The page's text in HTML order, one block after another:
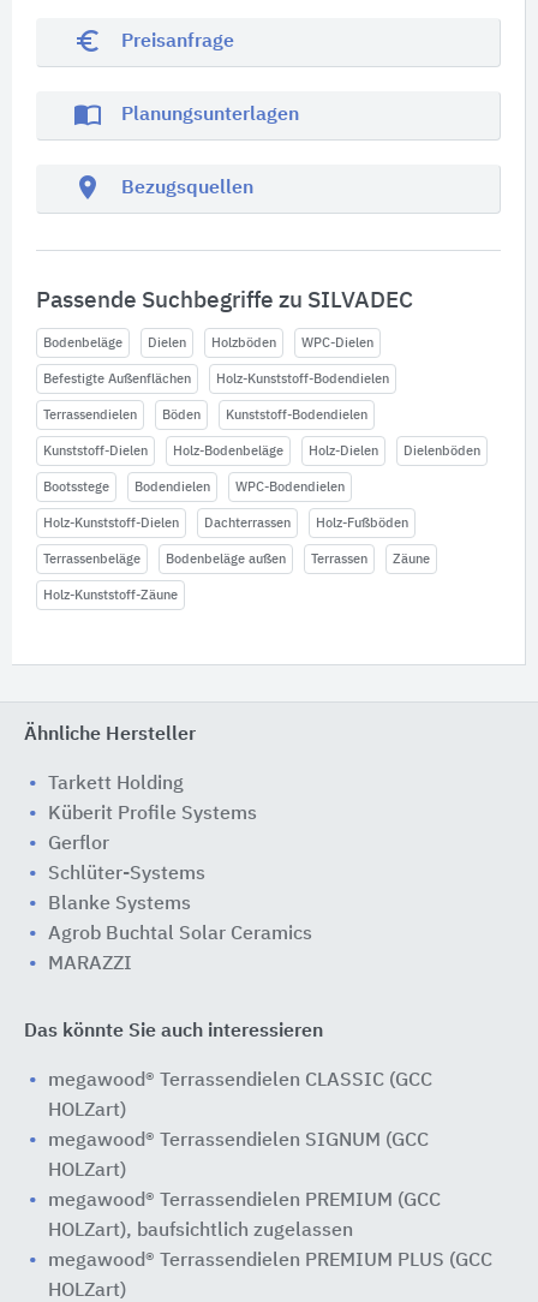
euro_symbol Preisanfrage
import_contacts Planungsunterlagen
location_on Bezugsquellen
Passende Suchbegriffe zu SILVADEC
Bodenbeläge Dielen Holzböden WPC-Dielen
Befestigte Außenflächen Holz-Kunststoff-Bodendielen
Terrassendielen Böden Kunststoff-Bodendielen
Kunststoff-Dielen Holz-Bodenbeläge Holz-Dielen Dielenböden
Bootsstege Bodendielen WPC-Bodendielen
Holz-Kunststoff-Dielen Dachterrassen Holz-Fußböden
Terrassenbeläge Bodenbeläge außen Terrassen Zäune
Holz-Kunststoff-Zäune
Ähnliche Hersteller
Tarkett Holding
Küberit Profile Systems
Gerflor
Schlüter-Systems
Blanke Systems
Agrob Buchtal Solar Ceramics
MARAZZI
Das könnte Sie auch interessieren
megawood® Terrassendielen CLASSIC (GCC
HOLZart)
megawood® Terrassendielen SIGNUM (GCC
HOLZart)
megawood® Terrassendielen PREMIUM (GCC
HOLZart), baufsichtlich zugelassen
megawood® Terrassendielen PREMIUM PLUS (GCC
HOLZart)